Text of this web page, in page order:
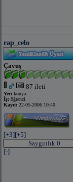
rap_celo
Çavuş
87 ileti
Yer: konya
İş: öğrenci
Kayıt: 22-05-2006 10:40
[+3][+5]
Saygınlık 0
[-]